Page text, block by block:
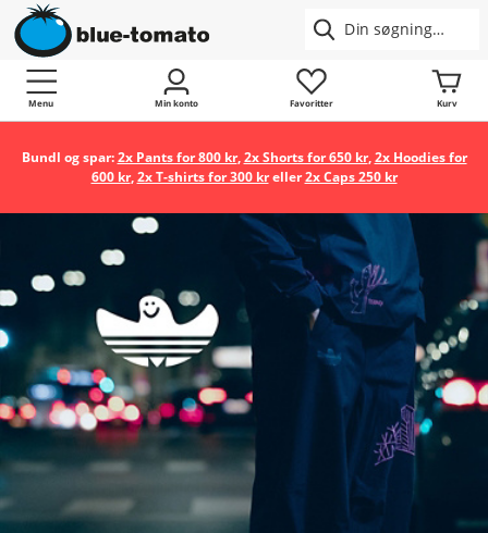
Menu Min konto Favoritter Kurv
Bundl og spar:2x Pants for 800 kr,2x Shorts for 650 kr,2x Hoodies for
600 kr,2x T-shirts for 300 kreller2x Caps 250 kr